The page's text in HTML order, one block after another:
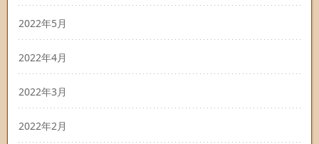
2022年5月
2022年4月
2022年3月
2022年2月